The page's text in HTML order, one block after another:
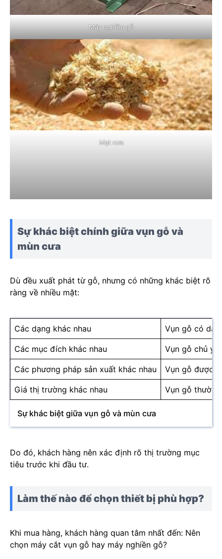
Máy nghiền gỗ
Mạt cưa
Sự khác biệt chính giữa vụn gỗ và
mùn cưa
Dù đều xuất phát từ gỗ, nhưng có những khác biệt rõ
ràng về nhiều mặt:
Các dạng khác nhau Vụn gỗ có
Các mục đích khác nhau Vụn gỗ chủ
Các phương pháp sản xuất khác nhau Vụn gỗ được
Giá thị trường khác nhau Vụn gỗ
Sự khác biệt giữa vụn gỗ và mùn cưa
Do đó, khách hàng nên xác định rõ thị trường mục
tiêu trước khi đầu tư.
Làm thế nào để chọn thiết bị phù hợp?
Khi mua hàng, khách hàng quan tâm nhất đến: Nên
chọn máy cắt vụn gỗ hay máy nghiền gỗ?